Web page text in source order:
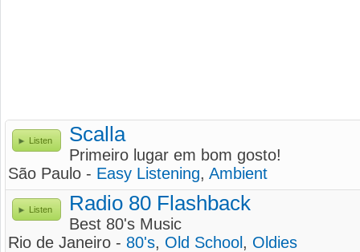
Listen Scalla
Primeiro lugar em bom gosto!
São Paulo - Easy Listening, Ambient
Listen Radio 80 Flashback
Best 80's Music
Rio de Janeiro - 80's, Old School , Oldies